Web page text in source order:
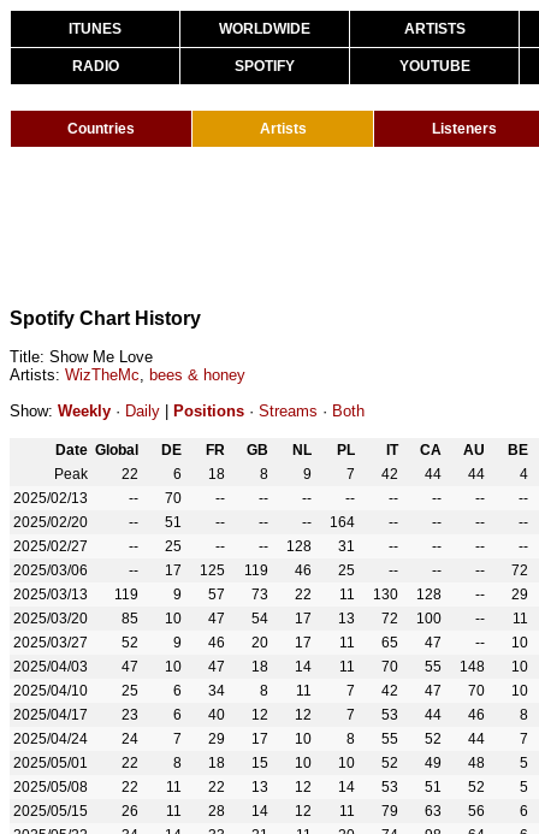
ITUNES WORLDWIDE ARTISTS
RADIO SPOTIFY YOUTUBE
Countries Artists Listeners
Spotify Chart History
Title: Show Me Love
Artists: WizTheMc, bees & honey
Show: Weekly · Daily Positions · Streams · Both
Date Global DE FR GB NL PL IT CA AU
BE
Peak
22 6 18 8 9 7 42 44 44
4
2025/02/13
-- 70 -- -- -- -- -- -- --
--
2025/02/20
-- 51 -- -- -- 164 -- -- --
--
2025/02/27
-- 25 -- -- 128 31 -- -- --
--
2025/03/06
-- 17 125 119 46 25 -- -- --
72
2025/03/13
119 9 57 73 22 11 130 128 --
29
2025/03/20
85 10 47 54 17 13 72 100 --
11
2025/03/27
52 9 46 20 17 11 65 47 --
10
2025/04/03
47 10 47 18 14 11 70 55 148
10
2025/04/10
25 6 34 8 11 7 42 47 70
10
2025/04/17
23 6 40 12 12 7 53 44 46
8
2025/04/24
24 7 29 17 10 8 55 52 44
7
2025/05/01
22 8 18 15 10 10 52 49 48
5
2025/05/08
22 11 22 13 12 14 53 51 52
5
2025/05/15
26 11 28 14 12 11 79 63 56
6